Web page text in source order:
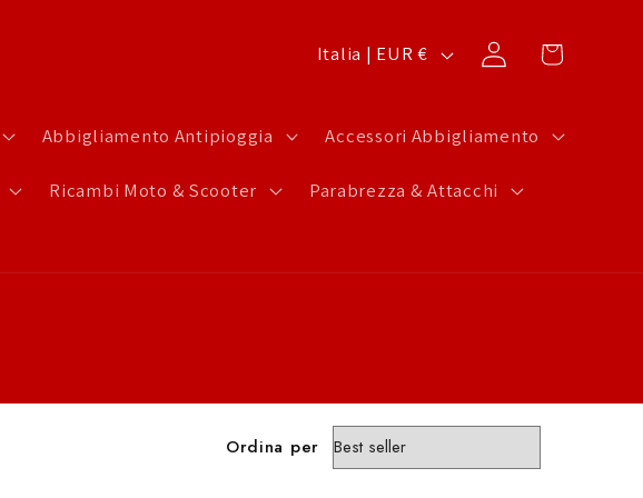
Abbigliamento Antipioggia Accessori Abbigliamento
Ricambi Moto & Scooter Parabrezza & Attacchi
e
e
Italia | EUR € Accedi Carrello
Ordina per